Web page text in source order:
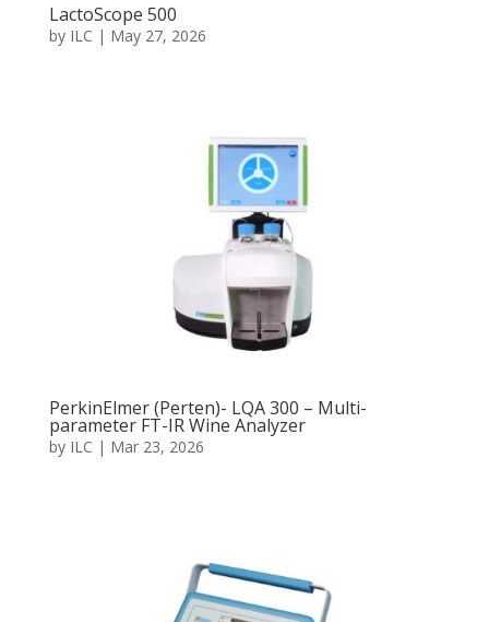
LactoScope 500
by ILC | May 27, 2026
PerkinElmer (Perten)- LQA 300 – Multi-
parameter FT-IR Wine Analyzer
by ILC | Mar 23, 2026